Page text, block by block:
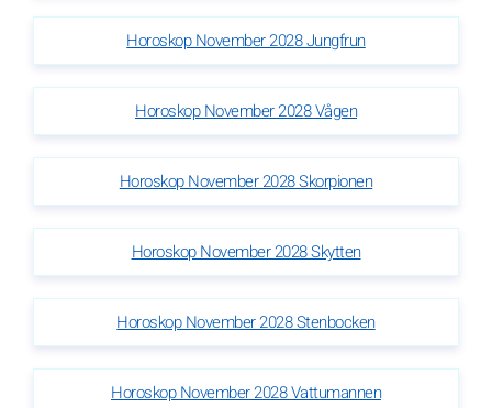
Horoskop November 2028 Jungfrun
Horoskop November 2028 Vågen
Horoskop November 2028 Skorpionen
Horoskop November 2028 Skytten
Horoskop November 2028 Stenbocken
Horoskop November 2028 Vattumannen